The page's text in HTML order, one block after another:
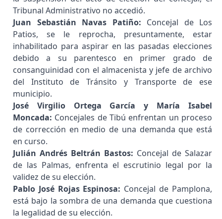
Tribunal Administrativo no accedió.
Juan Sebastián Navas Patiño: Concejal de Los
Patios, se le reprocha, presuntamente, estar
inhabilitado para aspirar en las pasadas elecciones
debido a su parentesco en primer grado de
consanguinidad con el almacenista y jefe de archivo
del Instituto de Tránsito y Transporte de ese
municipio.
José Virgilio Ortega García y María Isabel
Moncada: Concejales de Tibú enfrentan un proceso
de corrección en medio de una demanda que está
en curso.
Julián Andrés Beltrán Bastos: Concejal de Salazar
de las Palmas, enfrenta el escrutinio legal por la
validez de su elección.
Pablo José Rojas Espinosa: Concejal de Pamplona,
está bajo la sombra de una demanda que cuestiona
la legalidad de su elección.